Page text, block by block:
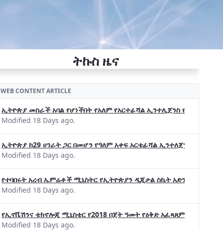
ትኩስ ዜና
WEB CONTENT ARTICLE
ኢትዮጵያ መስራች አባል የሆነችበት የአለም የአርተፊሻል ኢንተሊጀንስ የትብብር
Modified 18 Days ago.
ኢትዮጵያ ከ29 ሀገራት ጋር በመሆን የዓለም አቀፍ አርቴፊሻል ኢንተለጀንስ ትብብር
Modified 18 Days ago.
የተባበሩት አረብ ኤምሬቶች ሚኒስትር የኢትዮጵያን ዲጂታል ስኬት አድንቀዋል
Modified 18 Days ago.
የኢኖቬሽንና ቴክኖሎጂ ሚኒስቴር የ2018 በጀት ዓመት የዕቅድ አፈጻጸምና የቀጣይ
Modified 18 Days ago.